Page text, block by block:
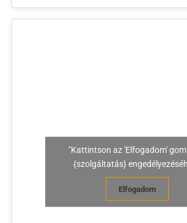
"Kattintson az 'Elfogadom'
{szolgáltatás}
Elfogadom